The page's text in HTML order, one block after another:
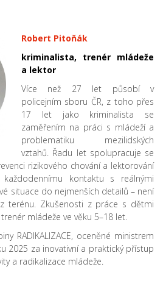
Robert Pitoňák
kriminalista, trenér mládeže
a lektor
Více než 27 let působí v
policejním sboru ČR, z toho přes
17 let jako kriminalista se
zaměřením na práci s mládeží a
problematiku mezilidských
vztahů. Řadu let spolupracuje se
rizikového chování a lektorování
kontaktu s reálnými
situace do nejmenších detailů – není
terénu. Zkušenosti z práce s dětmi
mládeže ve věku 5–18 let.
RADIKALIZACE, oceněné ministrem
2025 za inovativní a praktický přístup
a radikalizace mládeže.